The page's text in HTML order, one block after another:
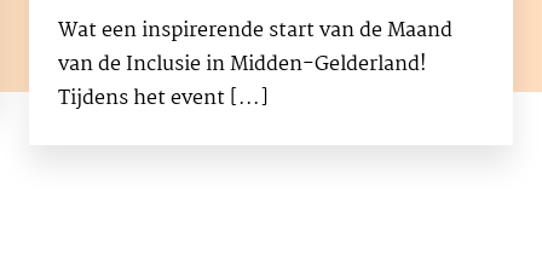
Wat een inspirerende start van de Maand
van de Inclusie in Midden-Gelderland!
Tijdens het event [...]